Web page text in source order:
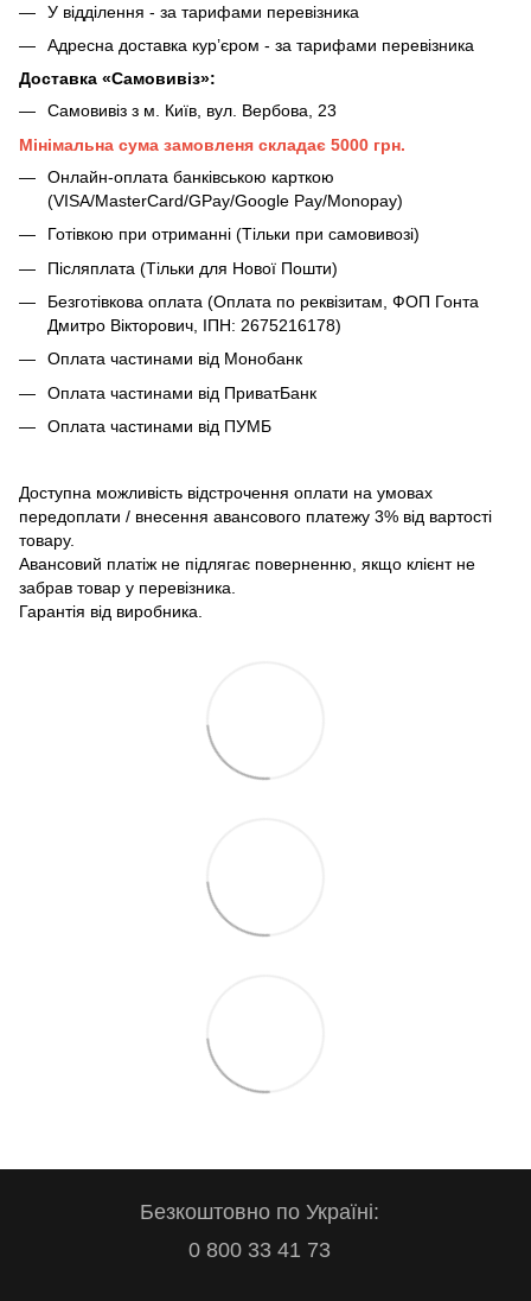
У відділення - за тарифами перевізника
Адресна доставка кур’єром - за тарифами перевізника
Доставка «Самовивіз»:
Самовивіз з м. Київ, вул. Вербова, 23
Мінімальна сума замовленя складає 5000 грн.
Онлайн-оплата банківською карткою
(VISA/MasterCard/GPay/Google Pay/Monopay)
Готівкою при отриманні (Тільки при самовивозі)
Післяплата (Тільки для Нової Пошти)
Безготівкова оплата (Оплата по реквізитам, ФОП Гонта
Дмитро Вікторович, ІПН: 2675216178)
Оплата частинами від Монобанк
Оплата частинами від ПриватБанк
Оплата частинами від ПУМБ
Доступна можливість відстрочення оплати на умовах
передоплати / внесення авансового платежу 3% від вартості
товару.
Авансовий платіж не підлягає поверненню, якщо клієнт не
забрав товар у перевізника.
Гарантія від виробника.
Безкоштовно по Україні:
0 800 33 41 73